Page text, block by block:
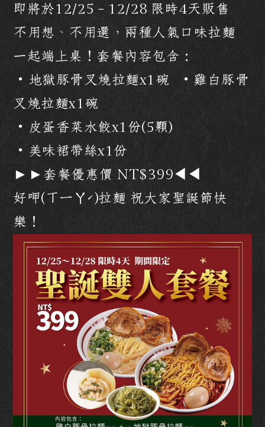
即將於12/25 - 12/28 限時4天販售
不用想、不用選，兩種人氣口味拉麵
一起端上桌！套餐內容包含：
・地獄豚骨叉燒拉麵x1碗 ・雞白豚骨
叉燒拉麵x1碗
・皮蛋香菜水餃x1份(5顆)
・美味裙帶絲x1份
►►套餐優惠價 NT$399◀︎◀︎
好呷(ㄒㄧㄚˊ)拉麵 祝大家聖誕節快
樂！